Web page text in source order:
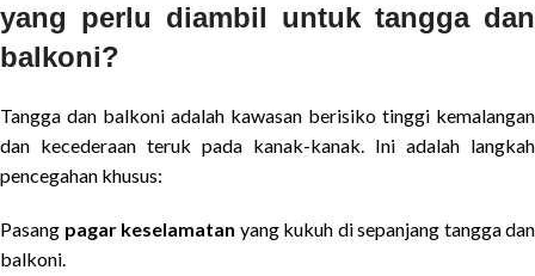
yang perlu diambil untuk tangga dan
balkoni?
Tangga dan balkoni adalah kawasan berisiko tinggi kemalangan
dan kecederaan teruk pada kanak-kanak. Ini adalah langkah
pencegahan khusus:
Pasang pagar keselamatan yang kukuh di sepanjang tangga dan
balkoni.